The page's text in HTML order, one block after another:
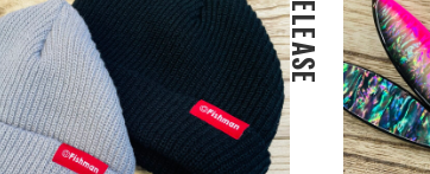
RELEASE